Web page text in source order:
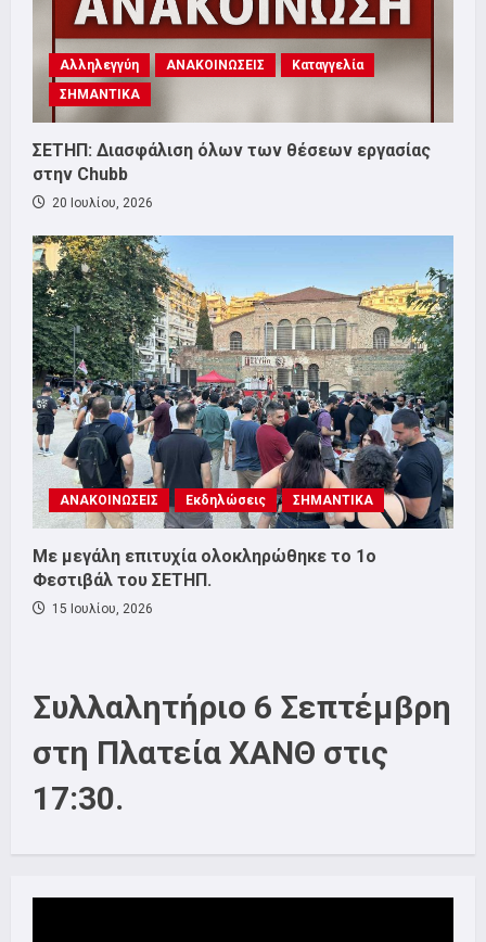
Αλληλεγγύη ΑΝΑΚΟΙΝΩΣΕΙΣ
Καταγγελία
ΣΗΜΑΝΤΙΚΑ
ΣΕΤΗΠ: Διασφάλιση όλων των θέσεων εργασίας
στην Chubb
20 Ιουλίου, 2026
ΑΝΑΚΟΙΝΩΣΕΙΣ Εκδηλώσεις ΣΗΜΑΝΤΙΚΑ
Με μεγάλη επιτυχία ολοκληρώθηκε το 1ο
Φεστιβάλ του ΣΕΤΗΠ.
15 Ιουλίου, 2026
Συλλαλητήριο 6 Σεπτέμβρη
στη Πλατεία ΧΑΝΘ στις
17:30.